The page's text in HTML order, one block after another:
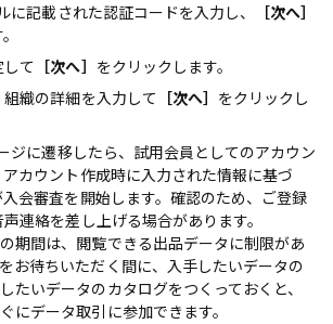
に記載された認証コードを入力し、
［次へ］
て ［次へ］ をクリックします。
織の詳細を入力して ［次へ］ をクリックし
ジに遷移したら、試用会員としてのアカウン
アカウント作成時に入力された情報に基づ
会審査を開始します。確認のため、ご登録
連絡を差し上げる場合があります。
期間は、閲覧できる出品データに制限があ
お待ちいただく間に、入手したいデータの
たいデータのカタログをつくっておくと、
にデータ取引に参加できます。